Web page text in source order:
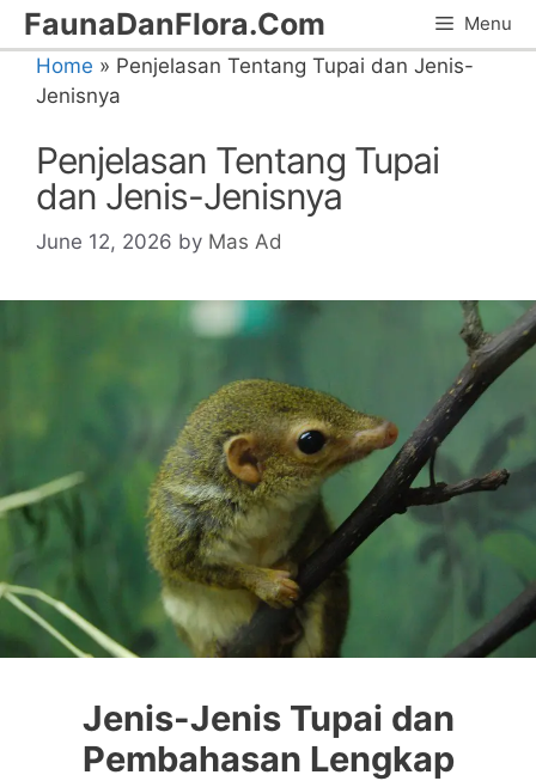
Skip
to
content
FaunaDanFlora.Com Menu
Home » Penjelasan Tentang Tupai dan Jenis-
Jenisnya
Penjelasan Tentang Tupai
dan Jenis-Jenisnya
June 12, 2026 by Mas Ad
Jenis-Jenis Tupai dan
Pembahasan Lengkap